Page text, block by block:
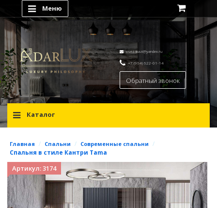
Меню
vsezakazi@yandex.ru
+7 (964) 622-01-14
Обратный звонок
Каталог
Главная / Спальни / Современные спальни /
Спальня в стиле Кантри Tama
Артикул: 3174